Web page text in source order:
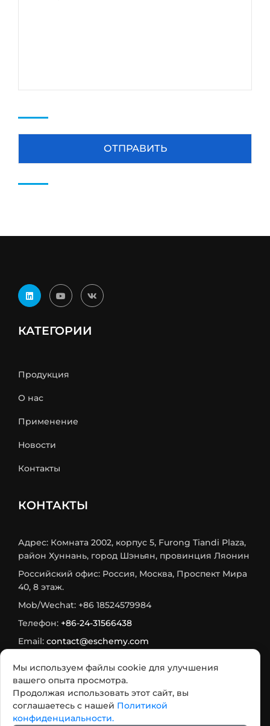
КАТЕГОРИИ
Продукция
О нас
Применение
Новости
Контакты
КОНТАКТЫ
Адрес: Комната 2002, корпус 5, Furong Tiandi Plaza,
район Хуннань, город Шэньян, провинция Ляонин
Российский офис: Россия, Москва, Проспект Мира
40, 8 этаж.
Mob/Wechat: +86 18524579984
Телефон: +86-24-31566438
Email: contact@eschemy.com
Max:+7 933 716-75-73
Telegram:+7 985 482 2564
Мы используем файлы cookie для улучшения
вашего опыта просмотра.
Продолжая использовать этот сайт, вы
соглашаетесь с нашей Политикой
конфиденциальности.